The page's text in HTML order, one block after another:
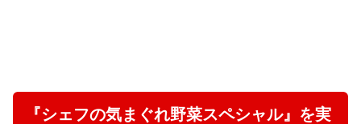
『シェフの気まぐれ野菜スペシャル』を実